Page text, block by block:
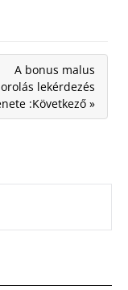
A bonus malus
lekérdezés
:Következő »